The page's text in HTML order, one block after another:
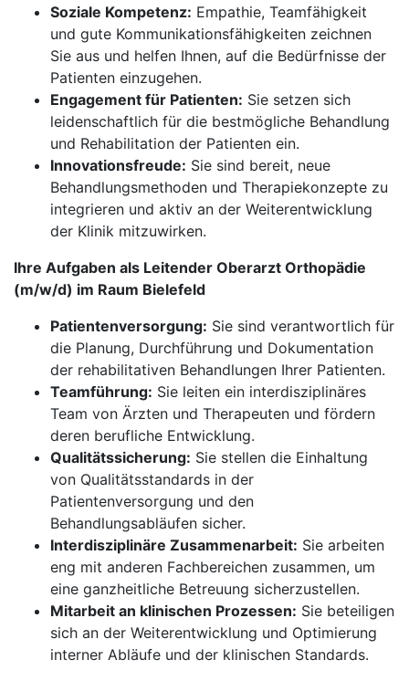
Soziale Kompetenz: Empathie, Teamfähigkeit
und gute Kommunikationsfähigkeiten zeichnen
Sie aus und helfen Ihnen, auf die Bedürfnisse der
Patienten einzugehen.
Engagement für Patienten: Sie setzen sich
leidenschaftlich für die bestmögliche Behandlung
und Rehabilitation der Patienten ein.
Innovationsfreude: Sie sind bereit, neue
Behandlungsmethoden und Therapiekonzepte zu
integrieren und aktiv an der Weiterentwicklung
der Klinik mitzuwirken.
Ihre Aufgaben als Leitender Oberarzt Orthopädie
(m/w/d) im Raum Bielefeld
Patientenversorgung: Sie sind verantwortlich für
die Planung, Durchführung und Dokumentation
der rehabilitativen Behandlungen Ihrer Patienten.
Teamführung: Sie leiten ein interdisziplinäres
Team von Ärzten und Therapeuten und fördern
deren berufliche Entwicklung.
Qualitätssicherung: Sie stellen die Einhaltung
von Qualitätsstandards in der
Patientenversorgung und den
Behandlungsabläufen sicher.
Interdisziplinäre Zusammenarbeit: Sie arbeiten
eng mit anderen Fachbereichen zusammen, um
eine ganzheitliche Betreuung sicherzustellen.
Mitarbeit an klinischen Prozessen: Sie beteiligen
sich an der Weiterentwicklung und Optimierung
interner Abläufe und der klinischen Standards.